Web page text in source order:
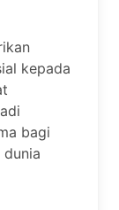
kepada
bagi